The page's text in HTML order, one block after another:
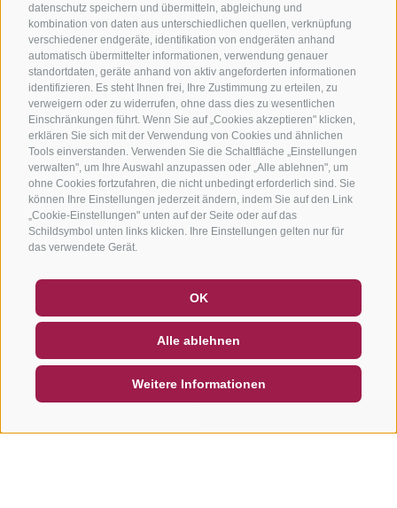
datenschutz speichern und übermitteln, abgleichung und
kombination von daten aus unterschiedlichen quellen, verknüpfung
verschiedener endgeräte, identifikation von endgeräten anhand
automatisch übermittelter informationen, verwendung genauer
standortdaten, geräte anhand von aktiv angeforderten informationen
identifizieren. Es steht Ihnen frei, Ihre Zustimmung zu erteilen, zu
verweigern oder zu widerrufen, ohne dass dies zu wesentlichen
Einschränkungen führt. Wenn Sie auf „Cookies akzeptieren" klicken,
erklären Sie sich mit der Verwendung von Cookies und ähnlichen
Tools einverstanden. Verwenden Sie die Schaltfläche „Einstellungen
verwalten", um Ihre Auswahl anzupassen oder „Alle ablehnen", um
ohne Cookies fortzufahren, die nicht unbedingt erforderlich sind. Sie
können Ihre Einstellungen jederzeit ändern, indem Sie auf den Link
„Cookie-Einstellungen" unten auf der Seite oder auf das
Schildsymbol unten links klicken. Ihre Einstellungen gelten nur für
das verwendete Gerät.
OK
Alle ablehnen
Weitere Informationen
NEWSLETTER
SOCIAL WALL WETTER